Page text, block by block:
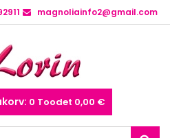
magnoliainfo2@gmail.com
0 Toodet 0,00 €